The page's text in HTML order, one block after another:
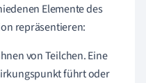
Elemente des
repräsentieren:
von Teilchen. Eine
führt oder